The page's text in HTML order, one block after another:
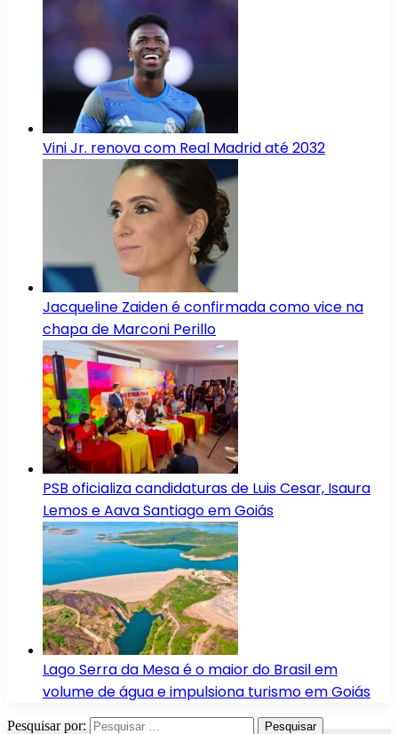
Vini Jr. renova com Real Madrid até 2032
Jacqueline Zaiden é confirmada como vice na
chapa de Marconi Perillo
PSB oficializa candidaturas de Luis Cesar, Isaura
Lemos e Aava Santiago em Goiás
Lago Serra da Mesa é o maior do Brasil em
volume de água e impulsiona turismo em Goiás
Pesquisar por: